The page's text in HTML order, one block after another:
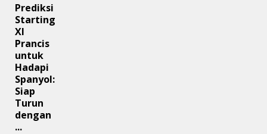
Prediksi
Starting
XI
Prancis
untuk
Hadapi
Spanyol:
Siap
Turun
dengan
...